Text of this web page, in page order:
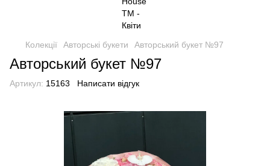
Колекції Авторські букети Авторський букет №97
Авторський букет №97
Артикул: 15163 Написати відгук